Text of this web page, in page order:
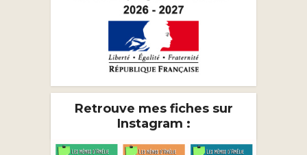
Retrouve mes fiches sur
Instagram :